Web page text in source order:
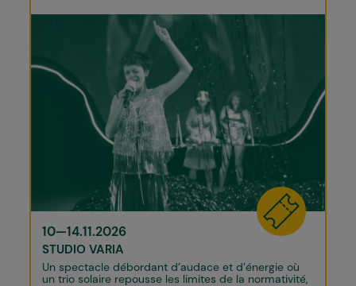
10—14.11.2026
STUDIO VARIA
Un spectacle débordant d’audace et d’énergie où
un trio solaire repousse les limites de la normativité,